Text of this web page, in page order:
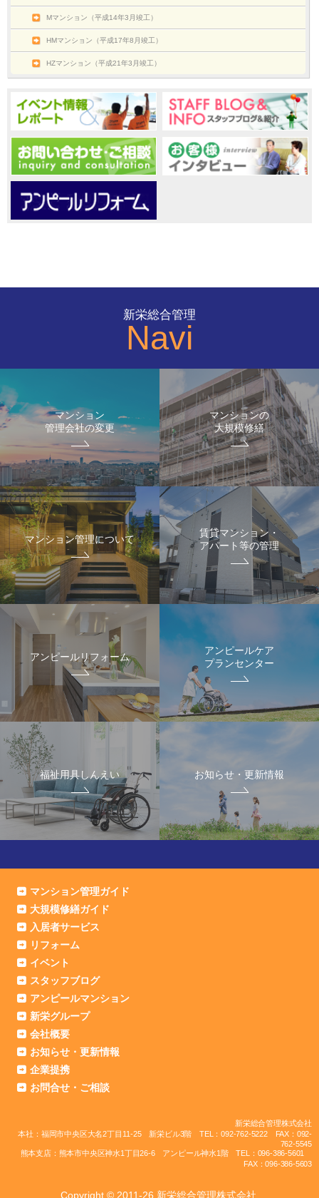
Mマンション（平成14年3月竣工）
HMマンション（平成17年8月竣工）
HZマンション（平成21年3月竣工）
新栄総合管理
Navi
マンション
管理会社の変更
マンションの
大規模修繕
マンション管理について
賃貸マンション・
アパート等の管理
アンピールリフォーム
アンピールケア
プランセンター
福祉用具しんえい お知らせ・更新情報
マンション管理ガイド
大規模修繕ガイド
入居者サービス
リフォーム
イベント
スタッフブログ
アンピールマンション
新栄グループ
会社概要
お知らせ・更新情報
企業提携
お問合せ・ご相談
新栄総合管理株式会社
本社：福岡市中央区大名2丁目11-25 新栄ビル3階 TEL：092-762-5222 FAX：092-
762-5545
熊本支店：熊本市中央区神水1丁目26-6 アンピール神水1階 TEL：096-386-5601
FAX：096-386-5603
Copyright © 2011-26 新栄総合管理株式会社.